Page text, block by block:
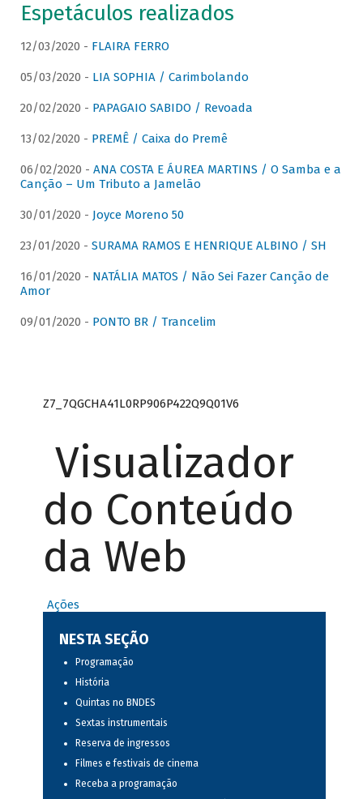
Espetáculos realizados
12/03/2020 - FLAIRA FERRO
05/03/2020 - LIA SOPHIA / Carimbolando
20/02/2020 - PAPAGAIO SABIDO / Revoada
13/02/2020 - PREMÊ / Caixa do Premê
06/02/2020 - ANA COSTA E ÁUREA MARTINS / O Samba e a
Canção – Um Tributo a Jamelão
30/01/2020 - Joyce Moreno 50
23/01/2020 - SURAMA RAMOS E HENRIQUE ALBINO / SH
16/01/2020 - NATÁLIA MATOS / Não Sei Fazer Canção de
Amor
09/01/2020 - PONTO BR / Trancelim
Z7_7QGCHA41L0RP906P422Q9Q01V6
Visualizador
do Conteúdo
da Web
Ações
NESTA SEÇÃO
Programação
História
Quintas no BNDES
Sextas instrumentais
Reserva de ingressos
Filmes e festivais de cinema
Receba a programação